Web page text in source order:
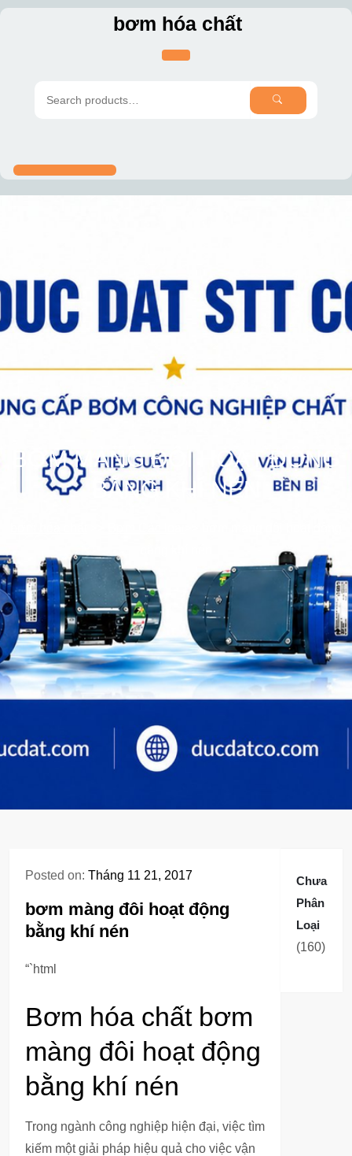
Skip
bơm hóa chất
SEARCH
BƠM MÀNG ĐÔI HOẠT ĐỘNG
BẰNG KHÍ NÉN
Posted on: Tháng 11 21, 2017
bơm màng đôi hoạt động
bằng khí nén
“`html
Bơm hóa chất bơm
màng đôi hoạt động
bằng khí nén
Trong ngành công nghiệp hiện đại, việc tìm
kiếm một giải pháp hiệu quả cho việc vận
Chưa
Phân
Loại
160160